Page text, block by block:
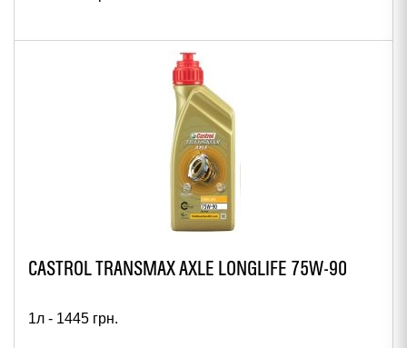
CASTROL TRANSMAX AXLE LONGLIFE 75W-90
1л - 1445 грн.